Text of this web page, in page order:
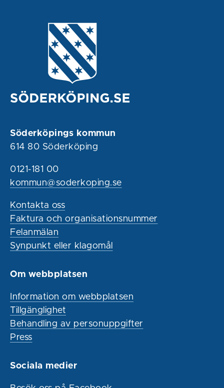
Söderköpings kommun
614 80 Söderköping
0121-181 00
kommun@soderkoping.se
Kontakta oss
Faktura och organisationsnummer
Felanmälan
Synpunkt eller klagomål
Om webbplatsen
Information om webbplatsen
Tillgänglighet
Behandling av personuppgifter
Press
Sociala medier